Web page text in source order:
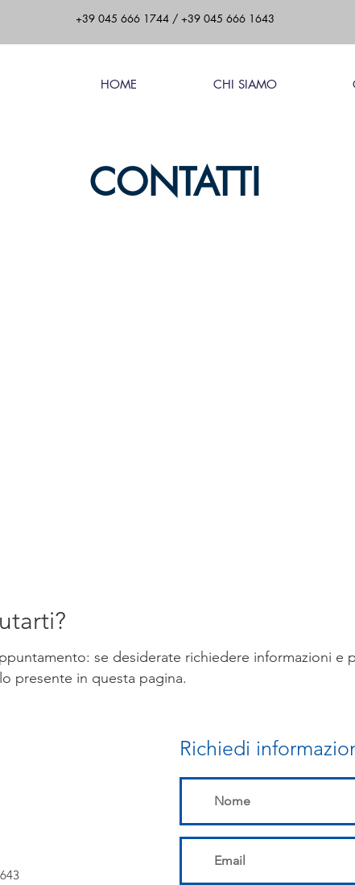
+39 045 666 1744/+39 045 666 1643
HOME CHI SIAMO
CONTATTI
se desiderate richiedere informazioni e
presente in questa pagina.
Richiedi